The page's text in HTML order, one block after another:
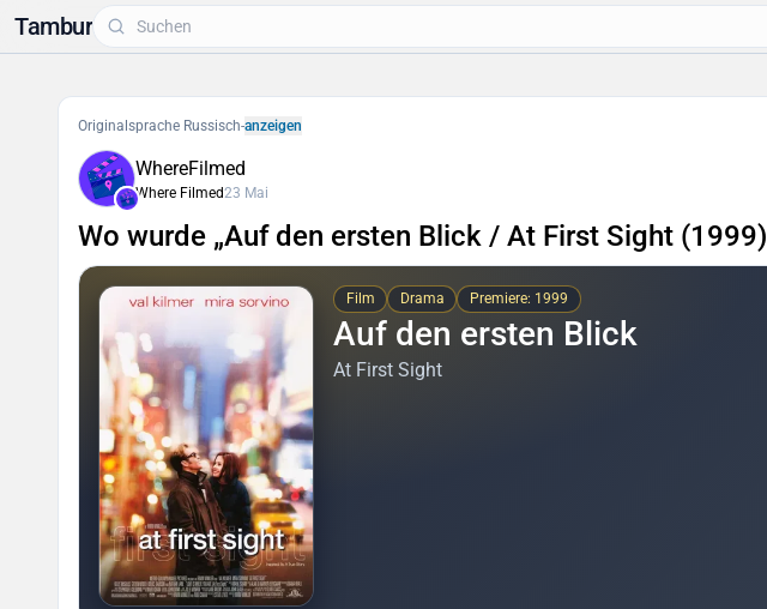
Tambur
Originalsprache Russisch-anzeigen
WhereFilmed
Where Filmed23 Mai
Wo wurde „Auf den ersten Blick / At First Sight
Film Drama Premiere: 1999
Auf den ersten Blick
At First Sight